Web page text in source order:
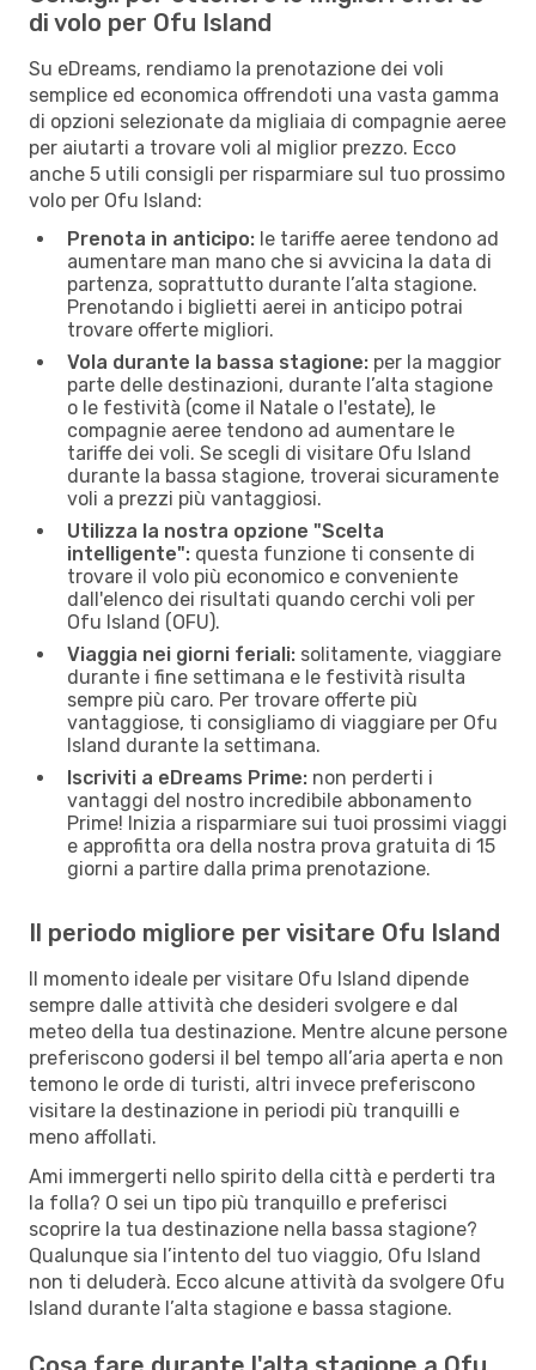
di volo per Ofu Island
Su eDreams, rendiamo la prenotazione dei voli
semplice ed economica offrendoti una vasta gamma
di opzioni selezionate da migliaia di compagnie aeree
per aiutarti a trovare voli al miglior prezzo. Ecco
anche 5 utili consigli per risparmiare sul tuo prossimo
volo per Ofu Island:
Prenota in anticipo: le tariffe aeree tendono ad
aumentare man mano che si avvicina la data di
partenza, soprattutto durante l’alta stagione.
Prenotando i biglietti aerei in anticipo potrai
trovare offerte migliori.
Vola durante la bassa stagione: per la maggior
parte delle destinazioni, durante l’alta stagione
o le festività (come il Natale o l'estate), le
compagnie aeree tendono ad aumentare le
tariffe dei voli. Se scegli di visitare Ofu Island
durante la bassa stagione, troverai sicuramente
voli a prezzi più vantaggiosi.
Utilizza la nostra opzione "Scelta
intelligente": questa funzione ti consente di
trovare il volo più economico e conveniente
dall'elenco dei risultati quando cerchi voli per
Ofu Island (OFU).
Viaggia nei giorni feriali: solitamente, viaggiare
durante i fine settimana e le festività risulta
sempre più caro. Per trovare offerte più
vantaggiose, ti consigliamo di viaggiare per Ofu
Island durante la settimana.
Iscriviti a eDreams Prime: non perderti i
vantaggi del nostro incredibile abbonamento
Prime! Inizia a risparmiare sui tuoi prossimi viaggi
e approfitta ora della nostra prova gratuita di 15
giorni a partire dalla prima prenotazione.
Il periodo migliore per visitare Ofu Island
Il momento ideale per visitare Ofu Island dipende
sempre dalle attività che desideri svolgere e dal
meteo della tua destinazione. Mentre alcune persone
preferiscono godersi il bel tempo all’aria aperta e non
temono le orde di turisti, altri invece preferiscono
visitare la destinazione in periodi più tranquilli e
meno affollati.
Ami immergerti nello spirito della città e perderti tra
la folla? O sei un tipo più tranquillo e preferisci
scoprire la tua destinazione nella bassa stagione?
Qualunque sia l’intento del tuo viaggio, Ofu Island
non ti deluderà. Ecco alcune attività da svolgere Ofu
Island durante l’alta stagione e bassa stagione.